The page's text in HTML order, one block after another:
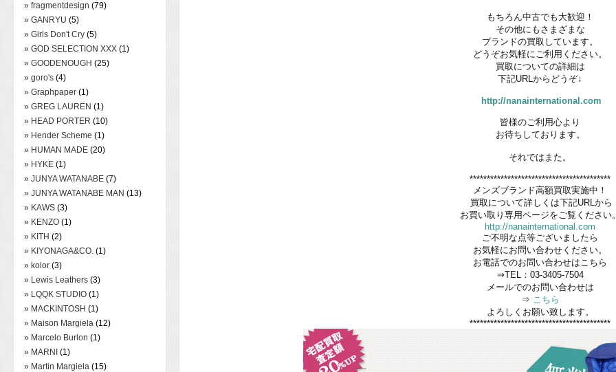
» fragmentdesign (79)
» GANRYU (5)
» Girls Don't Cry (5)
» GOD SELECTION XXX (1)
» GOODENOUGH (25)
» goro's (4)
» Graphpaper (1)
» GREG LAUREN (1)
» HEAD PORTER (10)
» Hender Scheme (1)
» HUMAN MADE (20)
» HYKE (1)
» JUNYA WATANABE (7)
» JUNYA WATANABE MAN (13)
» KAWS (3)
» KENZO (1)
» KITH (2)
» KIYONAGA&CO. (1)
» kolor (3)
» Lewis Leathers (3)
» LQQK STUDIO (1)
» MACKINTOSH (1)
» Maison Margiela (12)
» Marcelo Burlon (1)
» MARNI (1)
» Martin Margiela (15)
もちろん中古でも大歓迎！
その他にもさまざまな
ブランドの買取しています。
どうぞお気軽にご利用ください。
買取についての詳細は
下記URLからどうぞ↓
http://nanainternational.com
皆様のご利用心より
お待ちしております。
それではまた。
*****************************************
メンズブランド高額買取実施中！
買取について詳しくは下記URLから
お買い取り専用ページをご覧ください
http://nanainternational.com
ご不明な点等ございましたら
お気軽にお問い合わせください。
お電話でのお問い合わせはこちら
⇒TEL：03-3405-7504
メールでのお問い合わせは
⇒ こちら
よろしくお願い致します。
*****************************************